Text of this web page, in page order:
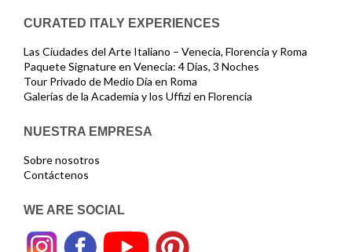
CURATED ITALY EXPERIENCES
Las Ciudades del Arte Italiano – Venecia, Florencia y Roma
Paquete Signature en Venecia: 4 Días, 3 Noches
Tour Privado de Medio Día en Roma
Galerías de la Academia y los Uffizi en Florencia
NUESTRA EMPRESA
Sobre nosotros
Contáctenos
WE ARE SOCIAL